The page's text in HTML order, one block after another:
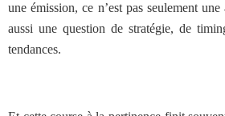
une émission, ce n’est pas seulement
aussi une question de stratégie, de
tendances.